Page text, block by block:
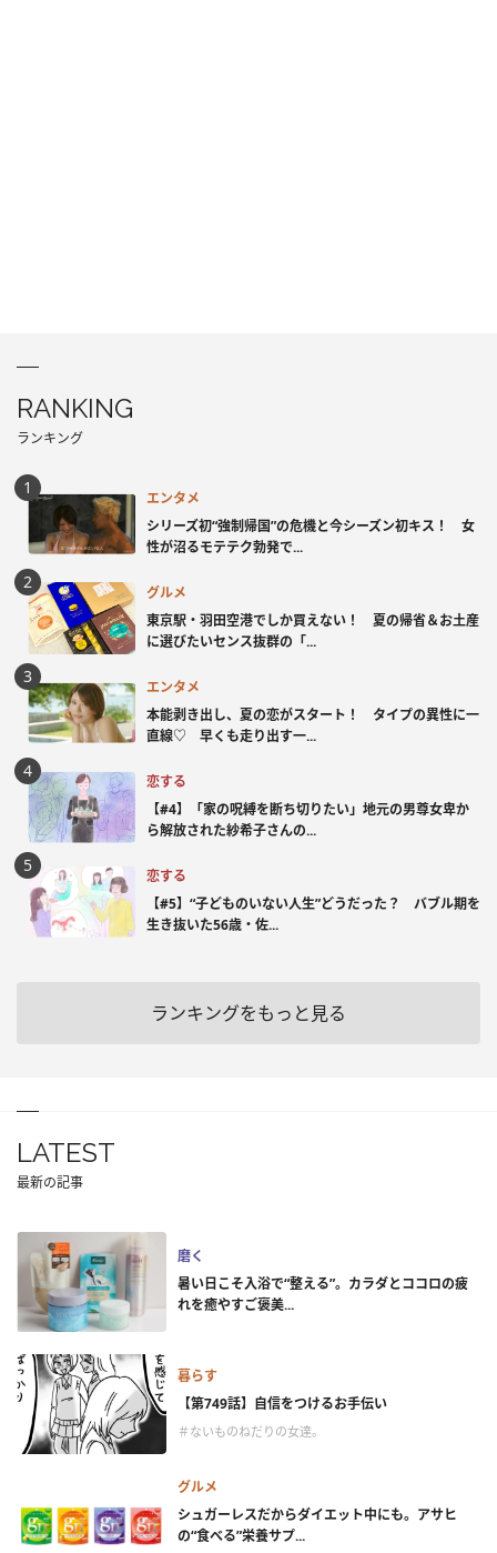
RANKING
ランキング
エンタメ
シリーズ初“強制帰国”の危機と今シーズン初キス！ 女
性が沼るモテテク勃発で...
グルメ
東京駅・羽田空港でしか買えない！ 夏の帰省＆お土産
に選びたいセンス抜群の「...
エンタメ
本能剥き出し、夏の恋がスタート！ タイプの異性に一
直線♡ 早くも走り出す一...
恋する
【#4】「家の呪縛を断ち切りたい」地元の男尊女卑か
ら解放された紗希子さんの...
恋する
【#5】“子どものいない人生”どうだった？ バブル期を
生き抜いた56歳・佐...
ランキングをもっと見る
LATEST
最新の記事
磨く
暑い日こそ入浴で“整える”。カラダとココロの疲
れを癒やすご褒美...
暮らす
【第749話】自信をつけるお手伝い
＃ないものねだりの女達。
グルメ
シュガーレスだからダイエット中にも。アサヒ
の“食べる”栄養サプ...